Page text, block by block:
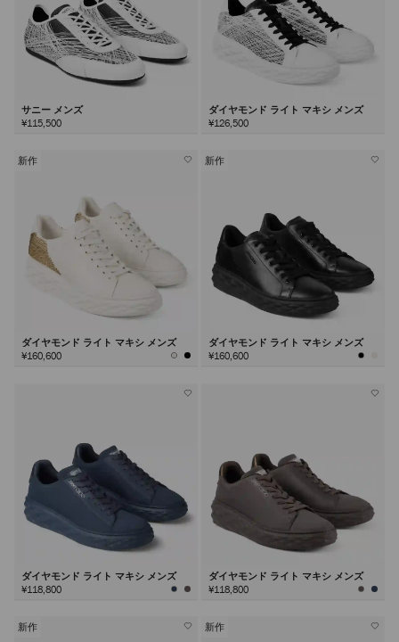
サニー メンズ
¥115,500
ダイヤモンド ライト マキシ メンズ
¥126,500
新作
ダイヤモンド ライト マキシ メンズ
¥160,600
新作
ダイヤモンド ライト マキシ メンズ
¥160,600
ダイヤモンド ライト マキシ メンズ
¥118,800
ダイヤモンド ライト マキシ メンズ
¥118,800
新作 新作